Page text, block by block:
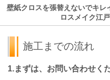
壁紙クロスを張替えないでキ
ロスメイク江戸
施工までの流れ
1.まずは、お問い合わせく